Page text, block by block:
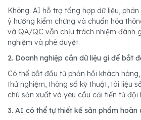
Không. AI hỗ trợ tổng hợp dữ liệu,
ý hướng kiểm chứng và chuẩn hóa
và QA/QC vẫn chịu trách nhiệm đánh
nghiệm và phê duyệt.
2. Doanh nghiệp cần dữ liệu gì để bắt
Có thể bắt đầu từ phản hồi khách
thử nghiệm, thông số kỹ thuật, tài liệu
chú sản xuất và yêu cầu cải tiến từ đội
3. AI có thể tự thiết kế sản phẩm hoàn